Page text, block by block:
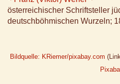
österreichischer Schriftsteller
deutschböhmischen Wurzeln;
Bildquelle: KRiemer/pixabay.com